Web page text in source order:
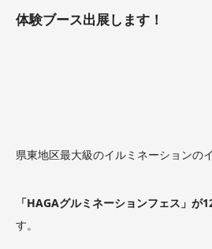
体験ブース出展します！
県東地区最大級のイルミネーションの
「HAGAグルミネーションフェス」が
す。